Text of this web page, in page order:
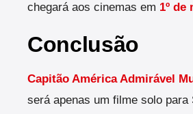
chegará aos cinemas em 1º de
Conclusão
Capitão América Admirável
será apenas um filme solo para